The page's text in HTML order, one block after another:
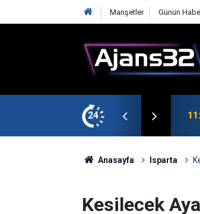
Manşetler Günün
24
Anasayfa Isparta
Kesilecek